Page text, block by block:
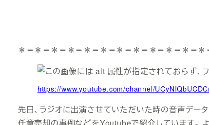
＊＝＊＝＊＝＊＝＊＝＊＝＊＝＊＝＊＝＊＝＊＝
https://www.youtube.com/channel/
先日、ラジオに出演させていただいた時の音声データ
任意売却の事例などをYoutubeで紹介しています。 よ